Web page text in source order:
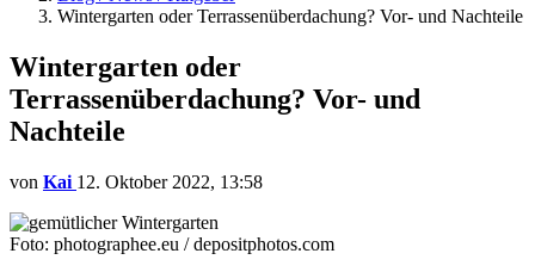
Wintergarten oder Terrassenüberdachung? Vor- und Nachteile
Wintergarten oder
Terrassenüberdachung? Vor- und
Nachteile
von Kai 12. Oktober 2022, 13:58
Foto: photographee.eu / depositphotos.com